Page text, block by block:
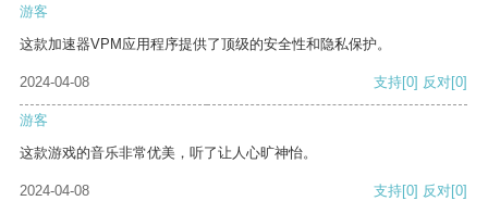
游客
这款加速器VPM应用程序提供了顶级的安全性和隐私保护。
2024-04-08 支持[0] 反对[0]
游客
这款游戏的音乐非常优美，听了让人心旷神怡。
2024-04-08 支持[0] 反对[0]